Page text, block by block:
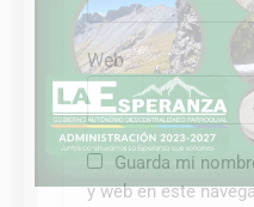
Web
Guarda mi
y web en este